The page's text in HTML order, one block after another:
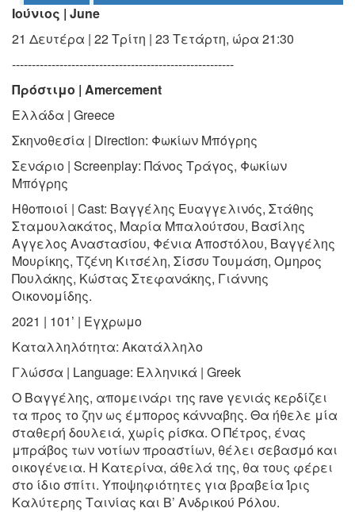
ΤΟΠΟΣ
ΔΗΜΟΣ
ΠΟΛΙΤΙΣΜΟΣ
ΑΝΘΕΚΤΙΚΗ
ΠΟΛΗ
Ιούνιος | June
21 Δευτέρα | 22 Τρίτη | 23 Τετάρτη, ώρα 21:30
--------------------------------------------------------
Πρόστιμο | Amercement
Eλλάδα | Greece
Σκηνοθεσία | Direction: Φωκίων Μπόγρης
Σενάριο | Screenplay: Πάνος Τράγος, Φωκίων
Μπόγρης
Ηθοποιοί | Cast: Βαγγέλης Ευαγγελινός, Στάθης
Σταμουλακάτος, Μαρία Μπαλούτσου, Βασίλης
Αγγελος Αναστασίου, Φένια Αποστόλου, Βαγγέλης
Μουρίκης, Τζένη Κιτσέλη, Σίσσυ Τουμάση, Ομηρος
Πουλάκης, Κώστας Στεφανάκης, Γιάννης
Οικονομίδης.
2021 | 101’ | Εγχρωμο
Καταλληλότητα: Ακατάλληλο
Γλώσσα | Language: Ελληνικά | Greek
O Bαγγέλης, απομεινάρι της rave γενιάς κερδίζει
τα προς το ζην ως έμπορος κάνναβης. Θα ήθελε μία
σταθερή δουλειά, χωρίς ρίσκα. Ο Πέτρος, ένας
μπράβος των νοτίων προαστίων, θέλει σεβασμό και
οικογένεια. Η Κατερίνα, άθελά της, θα τους φέρει
στο ίδιο σπίτι. Υποψηφιότητες για βραβεία Ίρις
Καλύτερης Ταινίας και Β’ Ανδρικού Ρόλου.